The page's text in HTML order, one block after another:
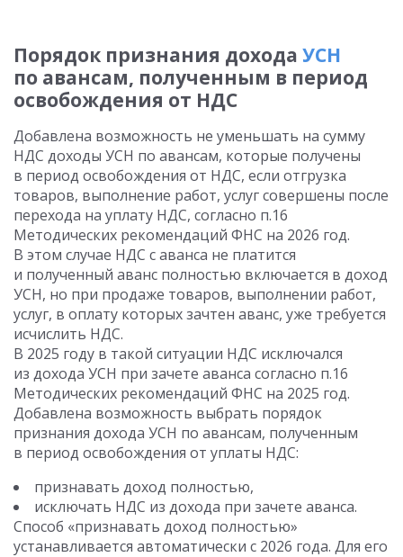
Порядок признания дохода УСН
по авансам, полученным в период
освобождения от НДС
Добавлена возможность не уменьшать на сумму
НДС доходы УСН по авансам, которые получены
в период освобождения от НДС, если отгрузка
товаров, выполнение работ, услуг совершены после
перехода на уплату НДС, согласно п.16
Методических рекомендаций ФНС на 2026 год.
В этом случае НДС с аванса не платится
и полученный аванс полностью включается в доход
УСН, но при продаже товаров, выполнении работ,
услуг, в оплату которых зачтен аванс, уже требуется
исчислить НДС.
В 2025 году в такой ситуации НДС исключался
из дохода УСН при зачете аванса согласно п.16
Методических рекомендаций ФНС на 2025 год.
Добавлена возможность выбрать порядок
признания дохода УСН по авансам, полученным
в период освобождения от уплаты НДС:
признавать доход полностью,
исключать НДС из дохода при зачете аванса.
Способ «признавать доход полностью»
устанавливается автоматически с 2026 года. Для его